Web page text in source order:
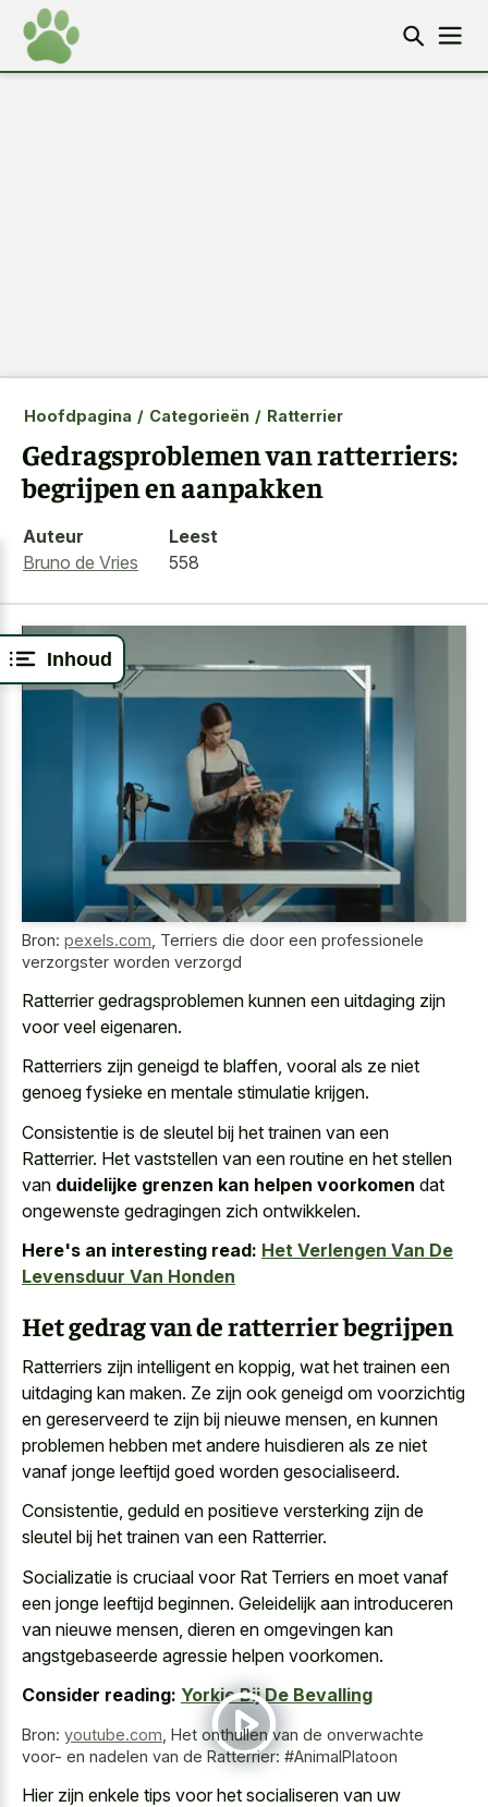
Inhoud
Hoofdpagina / Categorieën / Ratterrier
Gedragsproblemen van ratterriers:
begrijpen en aanpakken
Auteur
Bruno de Vries
Leest
558
Bron: pexels.com Terriers die door een professionele
verzorgster worden verzorgd
Ratterrier gedragsproblemen kunnen een uitdaging zijn
voor veel eigenaren.
Ratterriers zijn geneigd te blaffen, vooral als ze niet
genoeg fysieke en mentale stimulatie krijgen.
Consistentie is de sleutel bij het trainen van een
Ratterrier. Het vaststellen van een routine en het stellen
van duidelijke grenzen kan helpen voorkomen dat
ongewenste gedragingen zich ontwikkelen.
Here's an interesting read: Het Verlengen Van De
Levensduur Van Honden
Het gedrag van de ratterrier begrijpen
Ratterriers zijn intelligent en koppig, wat het trainen een
uitdaging kan maken. Ze zijn ook geneigd om voorzichtig
en gereserveerd te zijn bij nieuwe mensen, en kunnen
problemen hebben met andere huisdieren als ze niet
vanaf jonge leeftijd goed worden gesocialiseerd.
Consistentie, geduld en positieve versterking zijn de
sleutel bij het trainen van een Ratterrier.
Socializatie is cruciaal voor Rat Terriers en moet vanaf
een jonge leeftijd beginnen. Geleidelijk aan introduceren
van nieuwe mensen, dieren en omgevingen kan
angstgebaseerde agressie helpen voorkomen.
Consider reading: Yorkie Bij De Bevalling
Bron: youtube.com Het onthullen van de onverwachte
voor- en nadelen van de Ratterrier: #AnimalPlatoon
Hier zijn enkele tips voor het socialiseren van uw